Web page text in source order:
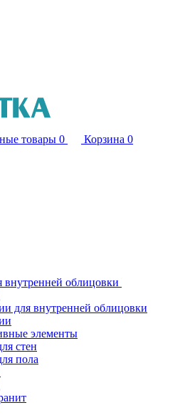
товары 0 Корзина 0
внутренней облицовки
для внутренней облицовки
элементы
стен
пола